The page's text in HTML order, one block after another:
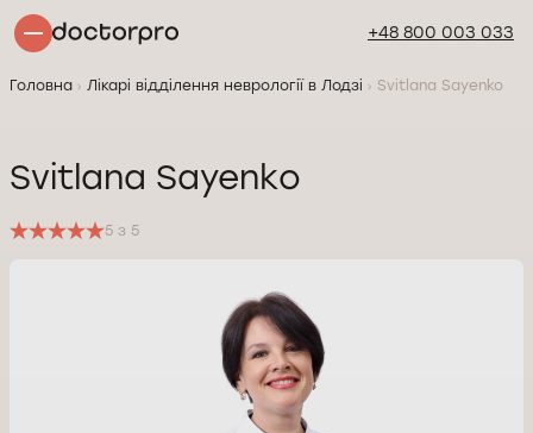
+48 800 003 033
Головна Лікарі відділення неврології в Лодзі Svitlana Sayenko
Svitlana Sayenko
5 з 5